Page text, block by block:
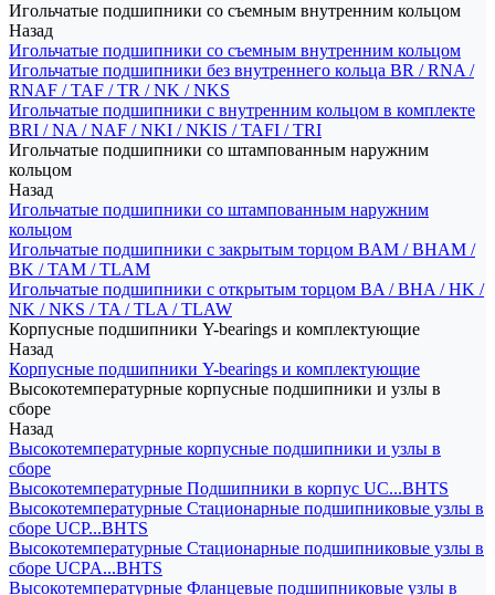
Игольчатые подшипники со съемным внутренним кольцом
Назад
Игольчатые подшипники со съемным внутренним кольцом
Игольчатые подшипники без внутреннего кольца BR / RNA /
RNAF / TAF / TR / NK / NKS
Игольчатые подшипники с внутренним кольцом в комплекте
BRI / NA / NAF / NKI / NKIS / TAFI / TRI
Игольчатые подшипники со штампованным наружним
кольцом
Назад
Игольчатые подшипники со штампованным наружним
кольцом
Игольчатые подшипники с закрытым торцом BAM / BHAM /
BK / TAM / TLAM
Игольчатые подшипники с открытым торцом BA / BHA / HK /
NK / NKS / TA / TLA / TLAW
Корпусные подшипники Y-bearings и комплектующие
Назад
Корпусные подшипники Y-bearings и комплектующие
Высокотемпературные корпусные подшипники и узлы в
сборе
Назад
Высокотемпературные корпусные подшипники и узлы в
сборе
Высокотемпературные Подшипники в корпус UC...BHTS
Высокотемпературные Стационарные подшипниковые узлы в
сборе UCP...BHTS
Высокотемпературные Стационарные подшипниковые узлы в
сборе UCPA...BHTS
Высокотемпературные Фланцевые подшипниковые узлы в